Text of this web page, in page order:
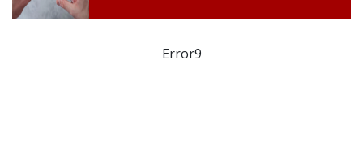
Error9